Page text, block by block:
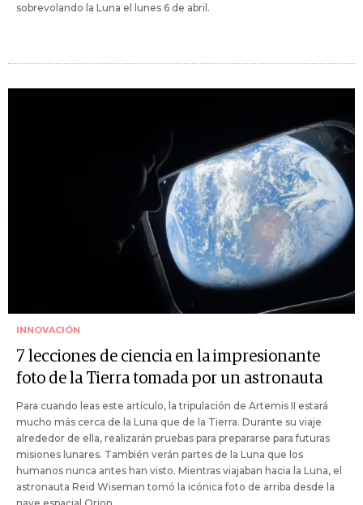
sobrevolando la Luna el lunes 6 de abril.
INNOVACIÓN
7 lecciones de ciencia en la impresionante
foto de la Tierra tomada por un astronauta
Para cuando leas este artículo, la tripulación de Artemis II estará
mucho más cerca de la Luna que de la Tierra. Durante su viaje
alrededor de ella, realizarán pruebas para prepararse para futuras
misiones lunares. También verán partes de la Luna que los
humanos nunca antes han visto. Mientras viajaban hacia la Luna, el
astronauta Reid Wiseman tomó la icónica foto de arriba desde la